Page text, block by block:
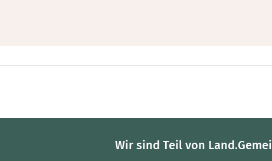
Wir sind Teil von